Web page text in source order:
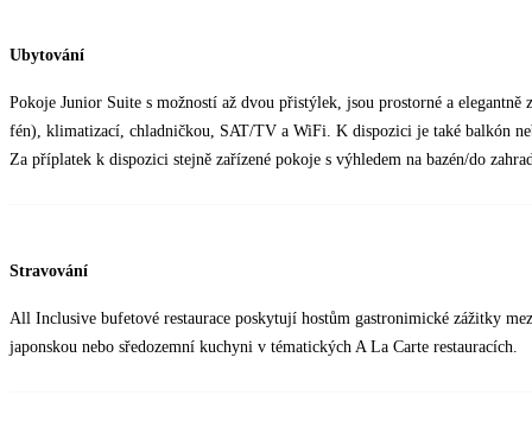
Ubytování
Pokoje Junior Suite s možností až dvou přistýlek, jsou prostorné a
fén), klimatizací, chladničkou, SAT/TV a WiFi. K dispozici je také balkón
Za příplatek k dispozici stejně zařízené pokoje s výhledem na bazén/do
Stravování
All Inclusive bufetové restaurace poskytují hostům gastronimické zážitky
japonskou nebo sředozemní kuchyni v tématických A La Carte restauracích.